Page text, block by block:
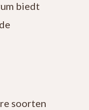
biedt
soorten